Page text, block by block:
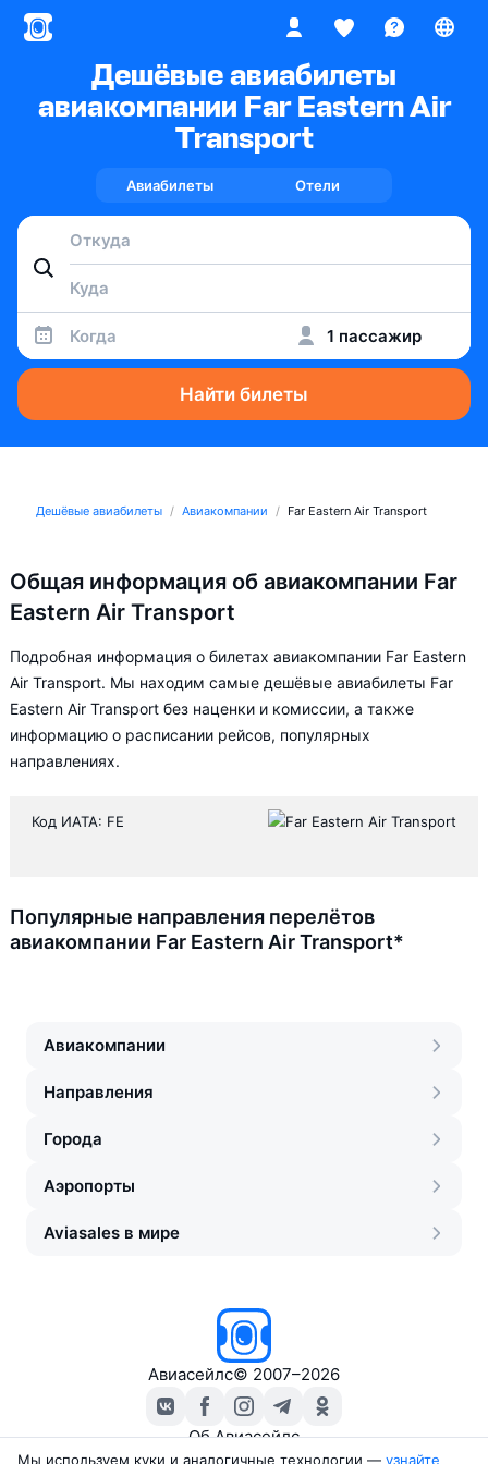
Дешёвые авиабилеты
авиакомпании Far Eastern Air
Transport
Авиабилеты Отели
Когда 1 пассажир
Найти билеты
Дешёвые авиабилеты Авиакомпании Far Eastern Air Transport
Общая информация об авиакомпании Far
Eastern Air Transport
Подробная информация о билетах авиакомпании Far Eastern
Air Transport. Мы находим самые дешёвые авиабилеты Far
Eastern Air Transport без наценки и комиссии, а также
информацию о расписании рейсов, популярных
направлениях.
Код ИАТА: FE
Популярные направления перелётов
авиакомпании Far Eastern Air Transport*
Авиакомпании
Направления
Города
Аэропорты
Aviasales в мире
Авиасейлс© 2007–2026
Об Авиасейлс
Пресс‑центр
Мы используем куки и аналогичные технологии — узнайте